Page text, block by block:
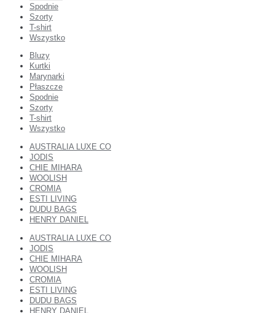
Spodnie
Szorty
T-shirt
Wszystko
Bluzy
Kurtki
Marynarki
Płaszcze
Spodnie
Szorty
T-shirt
Wszystko
AUSTRALIA LUXE CO
JODIS
CHIE MIHARA
WOOLISH
CROMIA
ESTI LIVING
DUDU BAGS
HENRY DANIEL
AUSTRALIA LUXE CO
JODIS
CHIE MIHARA
WOOLISH
CROMIA
ESTI LIVING
DUDU BAGS
HENRY DANIEL